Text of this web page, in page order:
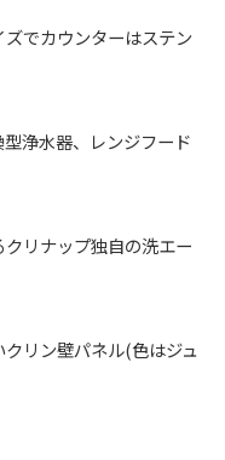
でカウンターはステン
浄水器、レンジフード
リナップ独自の洗エー
リン壁パネル(色はジュ